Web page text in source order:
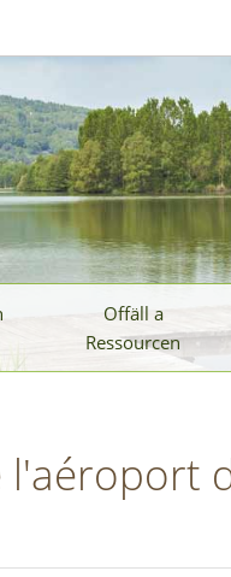
Offäll a
Ressourcen
l'aéroport